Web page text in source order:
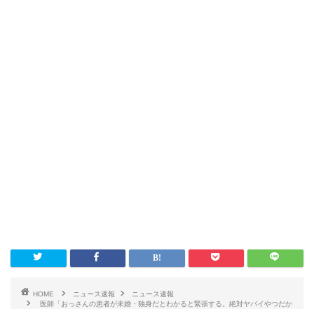
HOME ニュース速報
ニュース速報
医師「おっさんの患者が未婚・独身だとわかると緊張する。絶対ヤバイやつだか